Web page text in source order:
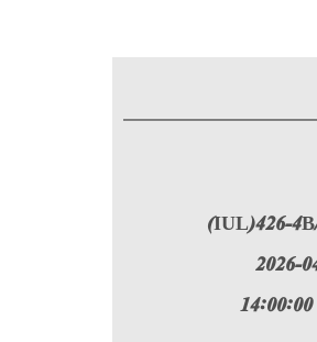
(IUL)426-